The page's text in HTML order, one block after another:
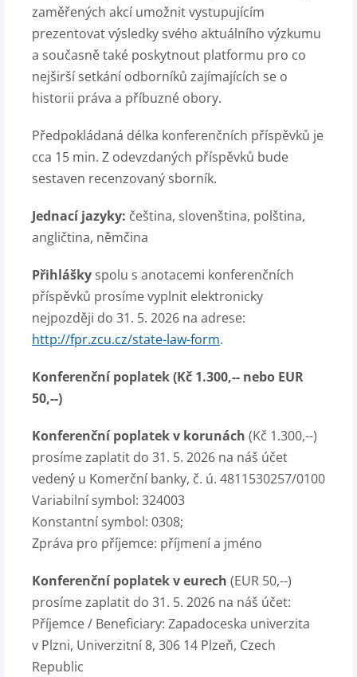
zaměřených akcí umožnit vystupujícím
prezentovat výsledky svého aktuálního výzkumu
a současně také poskytnout platformu pro co
nejširší setkání odborníků zajímajících se o
historii práva a příbuzné obory.
Předpokládaná délka konferenčních příspěvků je
cca 15 min. Z odevzdaných příspěvků bude
sestaven recenzovaný sborník.
Jednací jazyky: čeština, slovenština, polština,
angličtina, němčina
Přihlášky spolu s anotacemi konferenčních
příspěvků prosíme vyplnit elektronicky
nejpozději do 31. 5. 2026 na adrese:
http://fpr.zcu.cz/state-law-form.
Konferenční poplatek (Kč 1.300,-- nebo EUR
50,--)
Konferenční poplatekv korunách (Kč 1.300,--)
prosíme zaplatit do 31. 5. 2026 na náš účet
vedený u Komerční banky, č. ú. 4811530257/0100
Variabilní symbol: 324003
Konstantní symbol: 0308;
Zpráva pro příjemce: příjmení a jméno
Konferenční poplatek v eurech (EUR 50,--)
prosíme zaplatit do 31. 5. 2026 na náš účet:
Příjemce / Beneficiary: Zapadoceska univerzita
v Plzni, Univerzitní 8, 306 14 Plzeň, Czech
Republic